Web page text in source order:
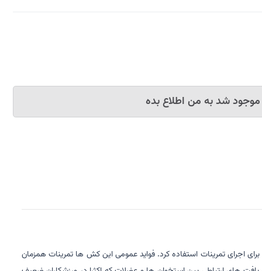
موجود شد به من اطلاع بده
اجرای تمرینات استفاده کرد. فواید عمومی این کش ها تمرینات همزمان